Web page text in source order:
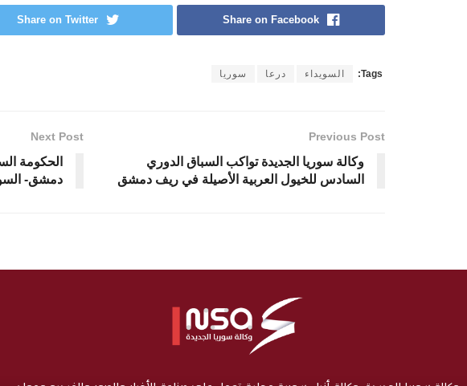
Share on Facebook
Share on Twitter
Tags: السويداء درعا سوريا
Previous Post
وكالة سوريا الجديدة تواكب السباق الدوري
السادس للخيول العربية الأصيلة في ريف دمشق
Next Post
الحكومة
دمشق-